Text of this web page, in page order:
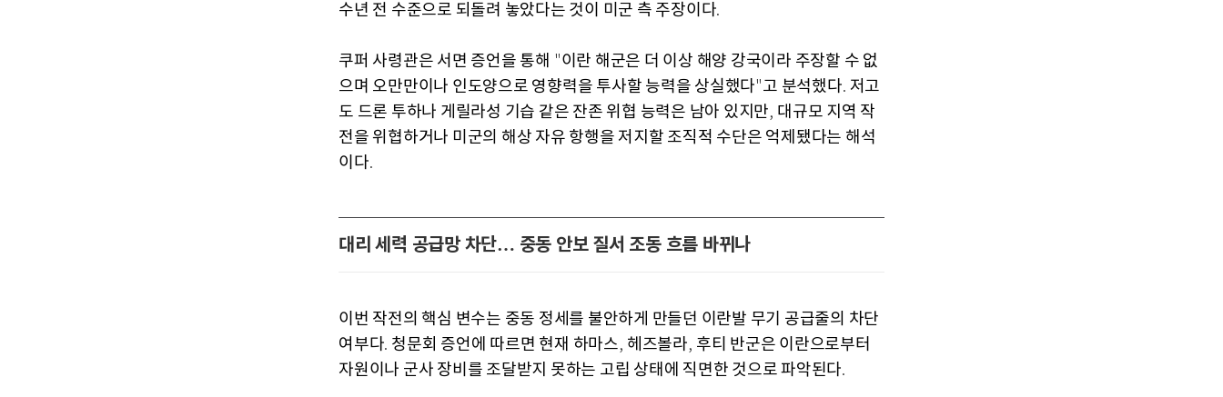
수년 전 수준으로 되돌려 놓았다는 것이 미군 측 주장이다.
쿠퍼 사령관은 서면 증언을 통해 "이란 해군은 더 이상 해양 강국이라 주장할 수 없
으며 오만만이나 인도양으로 영향력을 투사할 능력을 상실했다"고 분석했다. 저고
도 드론 투하나 게릴라성 기습 같은 잔존 위협 능력은 남아 있지만, 대규모 지역 작
전을 위협하거나 미군의 해상 자유 항행을 저지할 조직적 수단은 억제됐다는 해석
이다.
대리 세력 공급망 차단… 중동 안보 질서 조동 흐름 바뀌나
이번 작전의 핵심 변수는 중동 정세를 불안하게 만들던 이란발 무기 공급줄의 차단
여부다. 청문회 증언에 따르면 현재 하마스, 헤즈볼라, 후티 반군은 이란으로부터
자원이나 군사 장비를 조달받지 못하는 고립 상태에 직면한 것으로 파악된다.